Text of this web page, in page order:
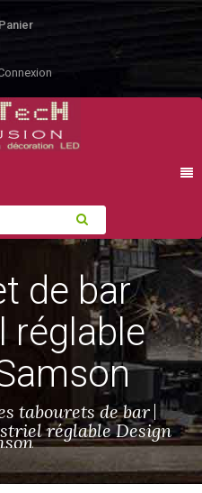
Panier
de bar
réglable
tabourets de bar
réglable Design